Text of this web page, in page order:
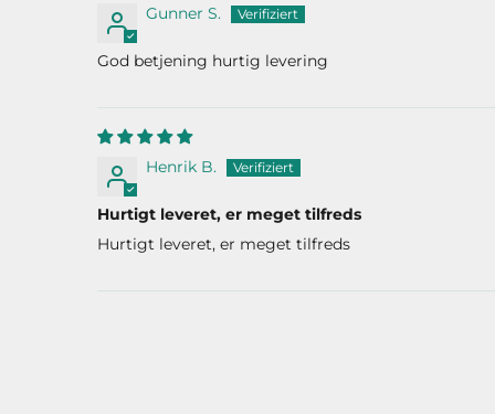
Gunner S.
God betjening hurtig levering
Henrik B.
Hurtigt leveret, er meget tilfreds
Hurtigt leveret, er meget tilfreds